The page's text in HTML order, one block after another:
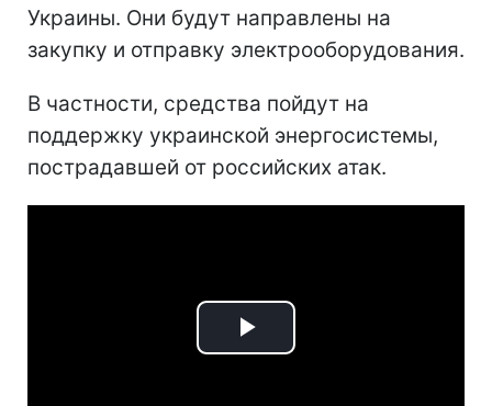
Украины. Они будут направлены на
закупку и отправку электрооборудования.
В частности, средства пойдут на
поддержку украинской энергосистемы,
пострадавшей от российских атак.
Play